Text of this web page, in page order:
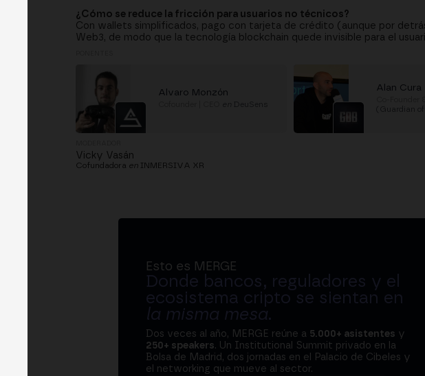
¿Cómo se reduce la fricción para usuarios no técnicos?
Con wallets simplificados, pago con tarjeta de crédito (aunque por
Web3, de modo que la tecnología blockchain quede invisible para el
Alvaro Monzón Alan Cura
(Guardian of
Vicky Vasán
Cofundadora en INMERSIVA XR
Esto es MERGE
Donde bancos, reguladores y el
ecosistema cripto se sientan en
la misma mesa.
Dos veces al año, MERGE reúne a 5.000+ asistentes y
250+ speakers. Un Institutional Summit privado en la
Bolsa de Madrid, dos jornadas en el Palacio de Cibeles y
el networking que mueve al sector.